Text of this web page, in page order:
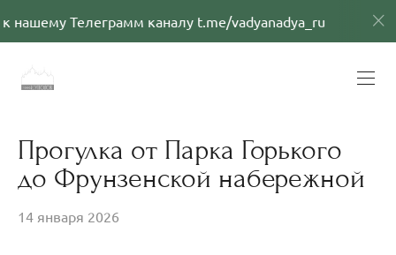
Телеграмм каналу t.me/vadyanadya_ru
Прогулка от Парка Горького
до Фрунзенской набережной
14 января 2026